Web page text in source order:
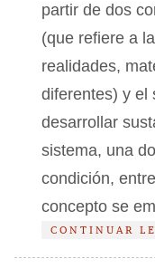
partir de dos
(que refiere a
realidades,
diferentes) y el
desarrollar
sistema, una
condición,
concepto se
CONTINUAR